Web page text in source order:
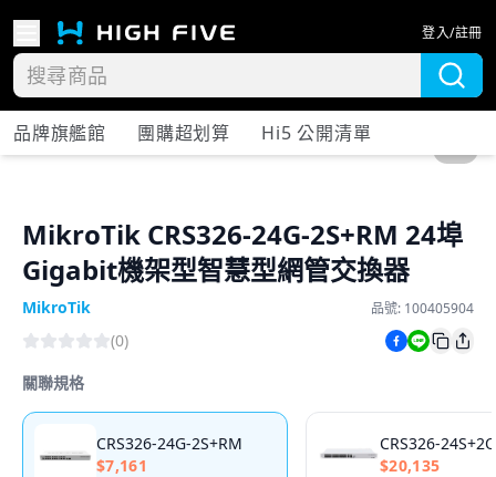
登入/註冊
品牌旗艦館 團購超划算 Hi5 公開清單
MikroTik CRS326-24G-2S+RM 24埠
Gigabit機架型智慧型網管交換器
MikroTik 品號: 100405904
(0)
關聯規格
CRS326-24G-2S+RM
$7,161
CRS326-
$20,135